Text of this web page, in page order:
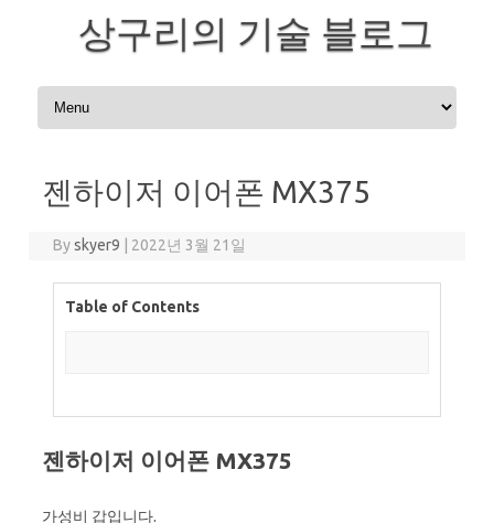
상구리의 기술 블로그
Skip to content
젠하이저 이어폰 MX375
Byskyer9 2022년 3월 21일
Table of Contents
젠하이저 이어폰 MX375
가성비 갑입니다.